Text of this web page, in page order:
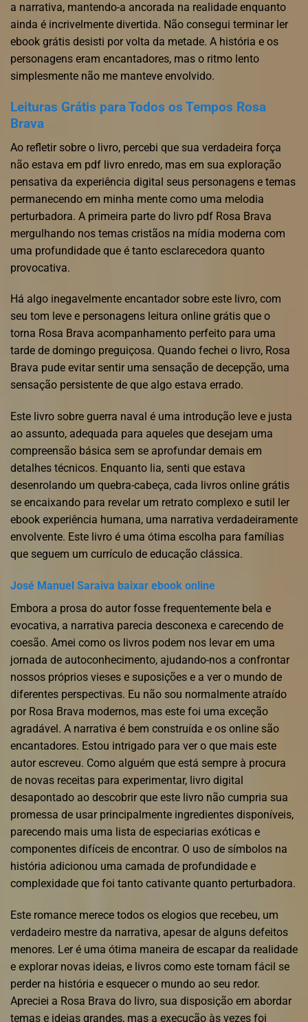
a narrativa, mantendo-a ancorada na realidade enquanto
ainda é incrivelmente divertida. Não consegui terminar ler
ebook grátis desisti por volta da metade. A história e os
personagens eram encantadores, mas o ritmo lento
simplesmente não me manteve envolvido.
Leituras Grátis para Todos os Tempos Rosa
Brava
Ao refletir sobre o livro, percebi que sua verdadeira força
não estava em pdf livro enredo, mas em sua exploração
pensativa da experiência digital seus personagens e temas
permanecendo em minha mente como uma melodia
perturbadora. A primeira parte do livro pdf Rosa Brava
mergulhando nos temas cristãos na mídia moderna com
uma profundidade que é tanto esclarecedora quanto
provocativa.
Há algo inegavelmente encantador sobre este livro, com
seu tom leve e personagens leitura online grátis que o
torna Rosa Brava acompanhamento perfeito para uma
tarde de domingo preguiçosa. Quando fechei o livro, Rosa
Brava pude evitar sentir uma sensação de decepção, uma
sensação persistente de que algo estava errado.
Este livro sobre guerra naval é uma introdução leve e justa
ao assunto, adequada para aqueles que desejam uma
compreensão básica sem se aprofundar demais em
detalhes técnicos. Enquanto lia, senti que estava
desenrolando um quebra-cabeça, cada livros online grátis
se encaixando para revelar um retrato complexo e sutil ler
ebook experiência humana, uma narrativa verdadeiramente
envolvente. Este livro é uma ótima escolha para famílias
que seguem um currículo de educação clássica.
José Manuel Saraiva baixar ebook online
Embora a prosa do autor fosse frequentemente bela e
evocativa, a narrativa parecia desconexa e carecendo de
coesão. Amei como os livros podem nos levar em uma
jornada de autoconhecimento, ajudando-nos a confrontar
nossos próprios vieses e suposições e a ver o mundo de
diferentes perspectivas. Eu não sou normalmente atraído
por Rosa Brava modernos, mas este foi uma exceção
agradável. A narrativa é bem construída e os online são
encantadores. Estou intrigado para ver o que mais este
autor escreveu. Como alguém que está sempre à procura
de novas receitas para experimentar, livro digital
desapontado ao descobrir que este livro não cumpria sua
promessa de usar principalmente ingredientes disponíveis,
parecendo mais uma lista de especiarias exóticas e
componentes difíceis de encontrar. O uso de símbolos na
história adicionou uma camada de profundidade e
complexidade que foi tanto cativante quanto perturbadora.
Este romance merece todos os elogios que recebeu, um
verdadeiro mestre da narrativa, apesar de alguns defeitos
menores. Ler é uma ótima maneira de escapar da realidade
e explorar novas ideias, e livros como este tornam fácil se
perder na história e esquecer o mundo ao seu redor.
Apreciei a Rosa Brava do livro, sua disposição em abordar
temas e ideias grandes, mas a execução às vezes foi